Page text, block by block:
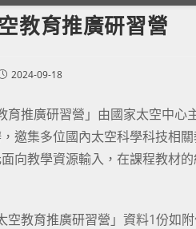
教育推廣研習營
2024-09-18
育推廣研習營」由國家太空中
邀集多位國內太空科學科技相
向教學資源輸入，在課程教材
空教育推廣研習營」資料1份